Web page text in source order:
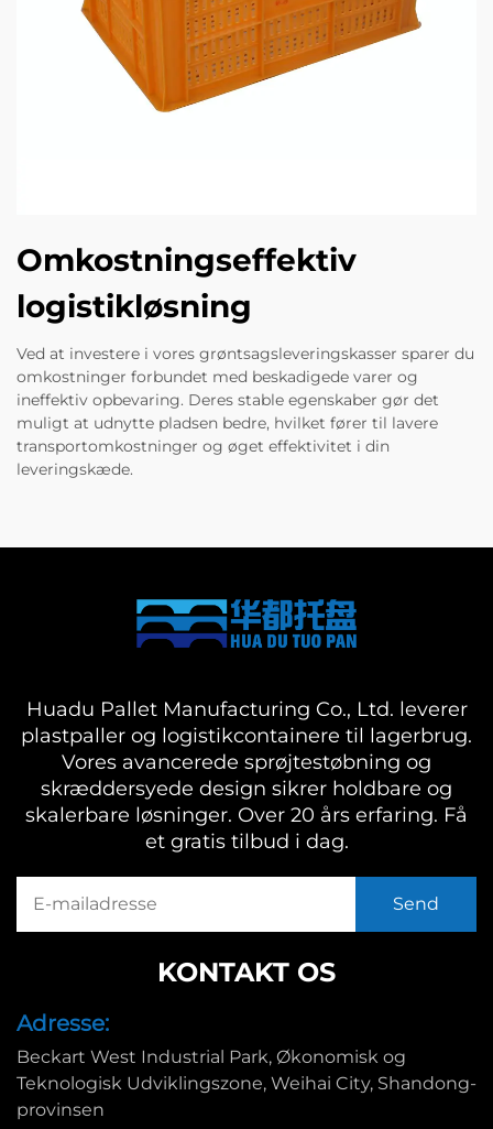
Omkostningseffektiv
logistikløsning
Ved at investere i vores grøntsagsleveringskasser sparer du
omkostninger forbundet med beskadigede varer og
ineffektiv opbevaring. Deres stable egenskaber gør det
muligt at udnytte pladsen bedre, hvilket fører til lavere
transportomkostninger og øget effektivitet i din
leveringskæde.
Huadu Pallet Manufacturing Co., Ltd. leverer
plastpaller og logistikcontainere til lagerbrug.
Vores avancerede sprøjtestøbning og
skræddersyede design sikrer holdbare og
skalerbare løsninger. Over 20 års erfaring. Få
et gratis tilbud i dag.
KONTAKT OS
Adresse:
Beckart West Industrial Park, Økonomisk og
Teknologisk Udviklingszone, Weihai City, Shandong-
provinsen